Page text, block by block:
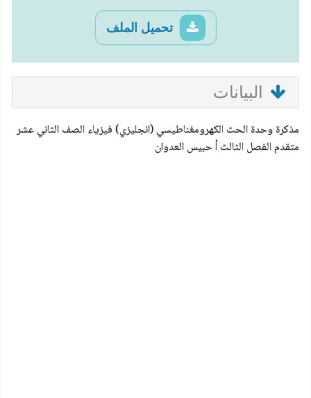
تحميل الملف
البيانات
مذكرة وحدة الحث الكهرومغناطيسي (انجليزي) فيزياء الصف الثاني عشر
متقدم الفصل الثالث أ حبيس العدوان